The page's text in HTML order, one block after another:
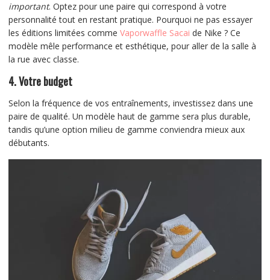
important. Optez pour une paire qui correspond à votre
personnalité tout en restant pratique. Pourquoi ne pas essayer
les éditions limitées comme Vaporwaffle Sacai de Nike ? Ce
modèle mêle performance et esthétique, pour aller de la salle à
la rue avec classe.
4. Votre budget
Selon la fréquence de vos entraînements, investissez dans une
paire de qualité. Un modèle haut de gamme sera plus durable,
tandis qu’une option milieu de gamme conviendra mieux aux
débutants.